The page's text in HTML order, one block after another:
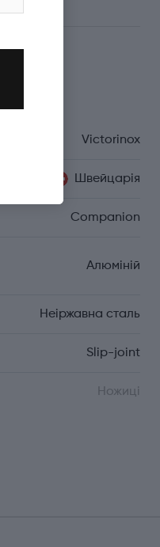
Victorinox
Швейцарія
Companion
Алюміній
Неіржавна сталь
Slip-joint
Ножиці